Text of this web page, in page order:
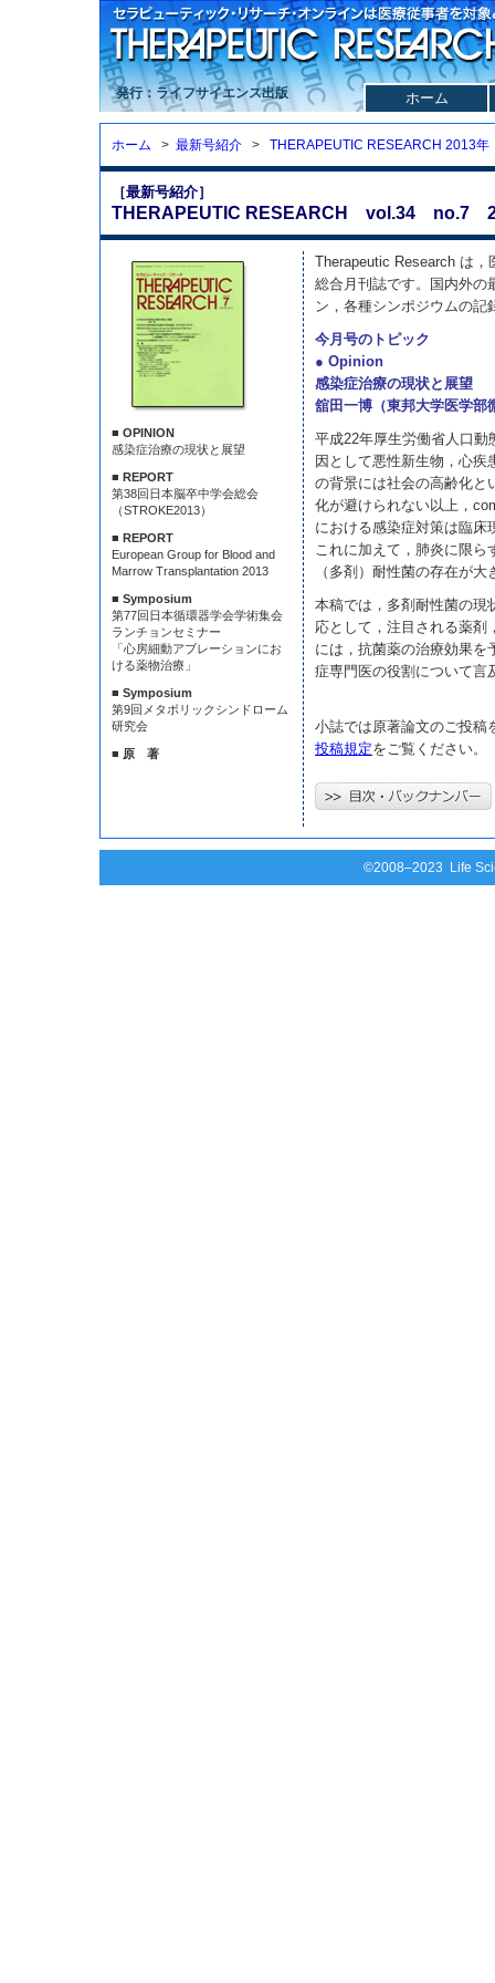
発行：ライフサイエンス出版 ホーム
ホーム > 最新号紹介 > THERAPEUTIC RESEARCH 2013年
［最新号紹介］
THERAPEUTIC RESEARCH vol.34 no.7
■ OPINION
感染症治療の現状と展望
■ REPORT
第38回日本脳卒中学会総会
（STROKE2013）
■ REPORT
European Group for Blood and
Marrow Transplantation 2013
■ Symposium
第77回日本循環器学会学術集会
ランチョンセミナー
「心房細動アブレーションにお
ける薬物治療」
■ Symposium
第9回メタボリックシンドローム
研究会
■ 原 著
Therapeutic Research は
総合月刊誌です。国内外の
ン，各種シンポジウムの記
今月号のトピック
● Opinion
感染症治療の現状と展望
舘田一博（東邦大学医学部
平成22年厚生労働省人口
因として悪性新生物，心疾
の背景には社会の高齢化と
化が避けられない以上，
における感染症対策は臨床
これに加えて，肺炎に限ら
（多剤）耐性菌の存在が
本稿では，多剤耐性菌の現
応として，注目される薬剤
には，抗菌薬の治療効果を
症専門医の役割について言
小誌では原著論文のご投稿
投稿規定をご覧ください。
©2008–2023 Life